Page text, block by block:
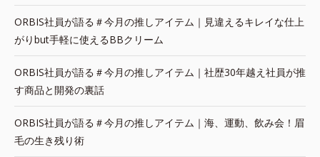
ORBIS社員が語る＃今月の推しアイテム｜見違えるキレイな仕上
がりbut手軽に使えるBBクリーム
ORBIS社員が語る＃今月の推しアイテム｜社歴30年越え社員が推
す商品と開発の裏話
ORBIS社員が語る＃今月の推しアイテム｜海、運動、飲み会！眉
毛の生き残り術